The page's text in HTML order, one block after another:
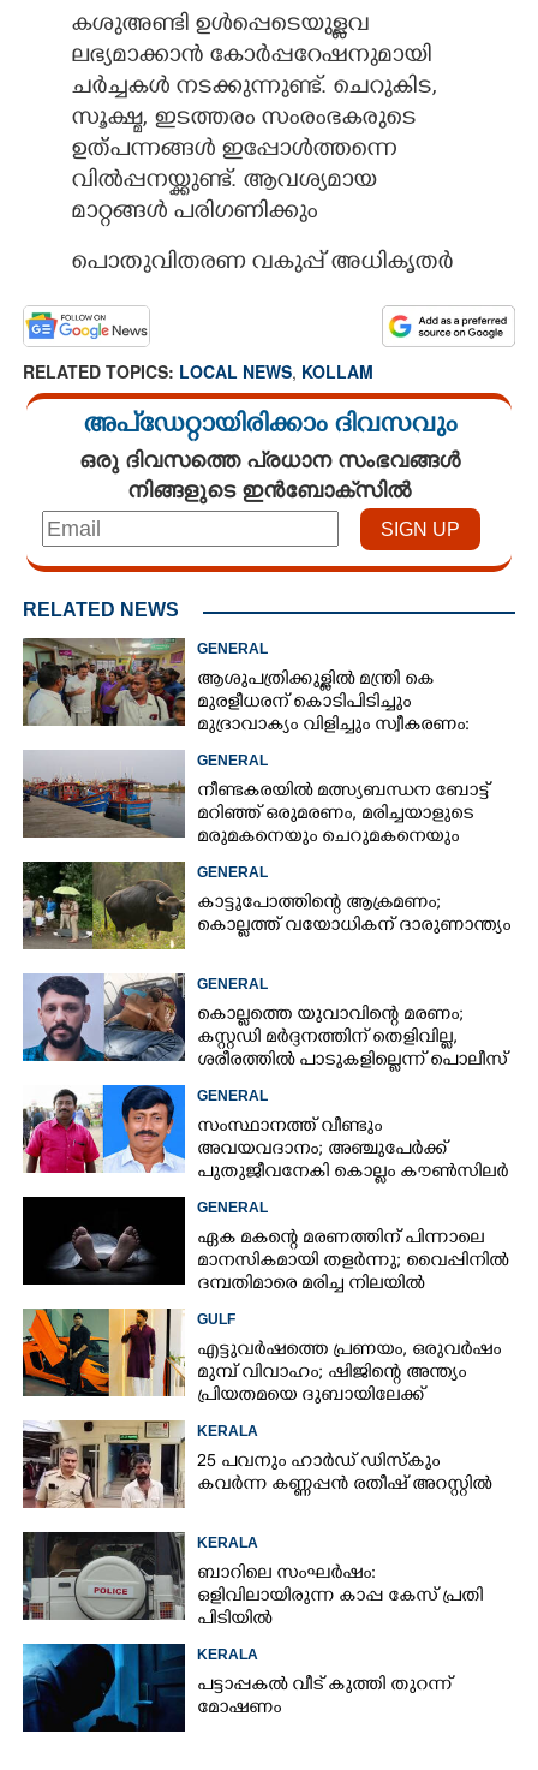
കശുഅണ്ടി ഉൾപ്പെടെയുള്ളവ
ലഭ്യമാക്കാൻ കോർപ്പറേഷനുമായി
ചർച്ചകൾ നടക്കുന്നുണ്ട്. ചെറുകി​ട,
സൂക്ഷ്മ, ഇടത്തരം സംരംഭകരുടെ
ഉത്പന്നങ്ങൾ ഇപ്പോൾത്തന്നെ
വിൽപ്പനയ്ക്കുണ്ട്. ആവശ്യമായ
മാറ്റങ്ങൾ പരിഗണിക്കും
പൊതുവിതരണ വകുപ്പ് അധികൃതർ
RELATED TOPICS: LOCAL NEWS, KOLLAM
അപ്ഡേറ്റായിരിക്കാം ദിവസവും
ഒരു ദിവസത്തെ പ്രധാന സംഭവങ്ങൾ
നിങ്ങളുടെ ഇൻബോക്സിൽ
RELATED NEWS
GENERAL
ആശുപത്രിക്കുള്ളിൽ മന്ത്രി കെ
മുരളീധരന് കൊടിപിടിച്ചും
മുദ്രാവാക്യം വിളിച്ചും സ്വീകരണം:
പിന്നാലെ വ്യാപകവിമർശനം
GENERAL
നീണ്ടകരയിൽ മത്സ്യബന്ധന ബോട്ട്
മറിഞ്ഞ്​ ഒരുമരണം,​ മരിച്ചയാളുടെ
മരുമകനെയും ചെറുമകനെയും
കാണാനില്ല
GENERAL
കാട്ടുപോത്തിന്റെ ആക്രമണം;
കൊല്ലത്ത് വയോധികന് ദാരുണാന്ത്യം
GENERAL
കൊല്ലത്തെ യുവാവിന്റെ മരണം;
കസ്റ്റഡി മർദ്ദനത്തിന് തെളിവില്ല,
ശരീരത്തിൽ പാടുകളില്ലെന്ന് പൊലീസ്
GENERAL
സംസ്ഥാനത്ത് വീണ്ടും
അവയവദാനം; അഞ്ചുപേർക്ക്
പുതുജീവനേകി കൊല്ലം കൗൺസിലർ
ബി അജിത് കുമാർ
GENERAL
ഏക മകന്റെ മരണത്തിന് പിന്നാലെ
മാനസികമായി തളർന്നു; വൈപ്പിനിൽ
ദമ്പതിമാരെ മരിച്ച നിലയിൽ
കണ്ടെത്തി
GULF
എട്ടുവർഷത്തെ പ്രണയം,​ ഒരുവർഷം
മുമ്പ് വിവാഹം; ഷിജിന്റെ അന്ത്യം
പ്രിയതമയെ ദുബായിലേക്ക്
കൊണ്ടുവരാനുള്ള ഒരുക്കത്തിനിടെ
KERALA
25 പവനും ഹാർഡ് ഡിസ്കും
കവർന്ന കണ്ണപ്പൻ രതീഷ് അറസ്റ്റിൽ
KERALA
ബാറിലെ സംഘർഷം:
ഒളിവിലായിരുന്ന കാപ്പ കേസ് പ്രതി
പിടിയിൽ
KERALA
പട്ടാപ്പകൽ വീട് കുത്തി തുറന്ന്
മോഷണം